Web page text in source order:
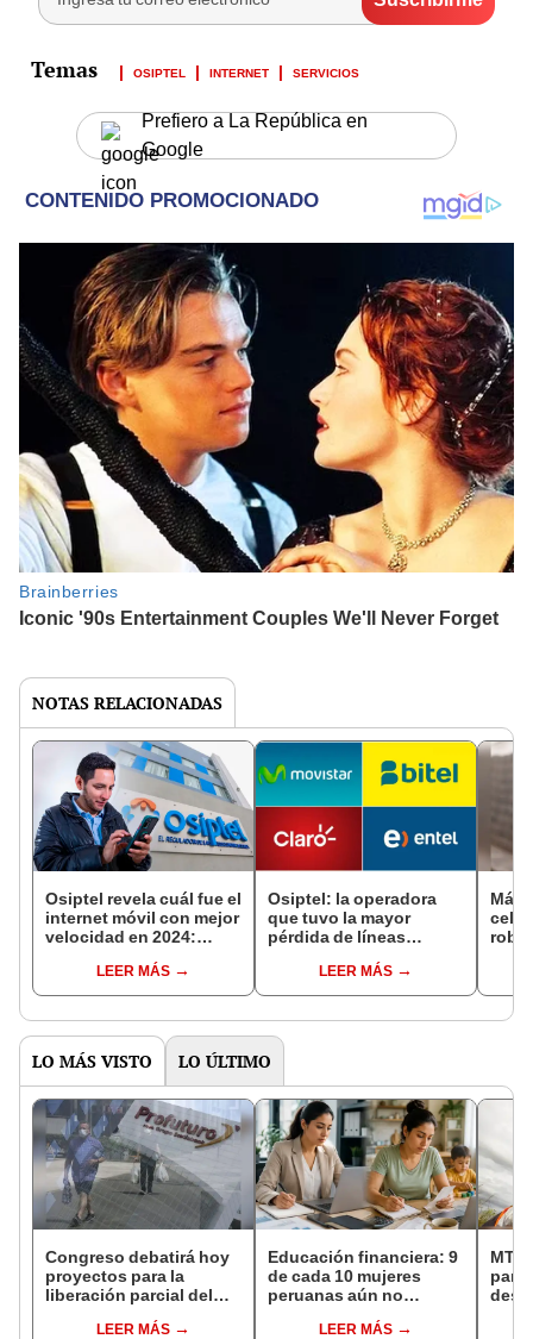
OSIPTEL INTERNET SERVICIOS
Prefiero a La República en
Google
NOTAS RELACIONADAS
Osiptel revela cuál fue el
internet móvil con mejor
velocidad en 2024:
servicios de
telecomunicaciones en
LEER MÁS
Osiptel: la operadora
que tuvo la mayor
pérdida de líneas
LEER MÁS
Más
LO MÁS VISTO LO ÚLTIMO
Congreso debatirá hoy
proyectos para la
liberación parcial del
LEER MÁS
Educación financiera: 9
de cada 10 mujeres
peruanas aún no
para administrar mejor
LEER MÁS
para